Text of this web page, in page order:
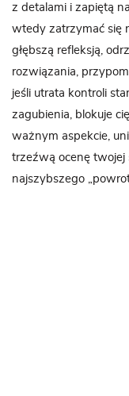
z detalami i zapiętą
wtedy zatrzymać się
głębszą refleksją,
rozwiązania,
jeśli utrata kontroli
zagubienia, blokuje
ważnym aspekcie,
trzeźwą ocenę twojej
najszybszego